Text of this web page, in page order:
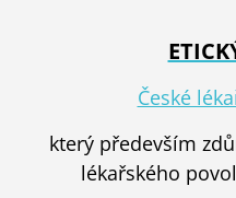
České
který především
lékařského